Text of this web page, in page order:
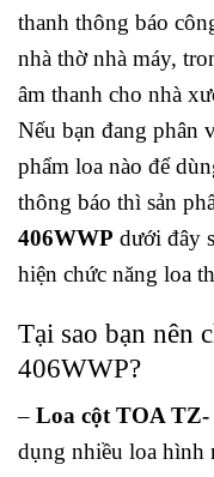
thanh thông báo
nhà thờ nhà máy,
âm thanh cho nhà
Nếu bạn đang phân
phẩm loa nào để
thông báo thì sản
406WWP dưới đây
hiện chức năng loa
Tại sao bạn nên
406WWP?
– Loa cột TOA TZ-
dụng nhiều loa hình